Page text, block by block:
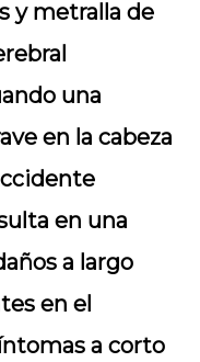
y metralla de
una
en la cabeza
en una
a largo
en el
a corto